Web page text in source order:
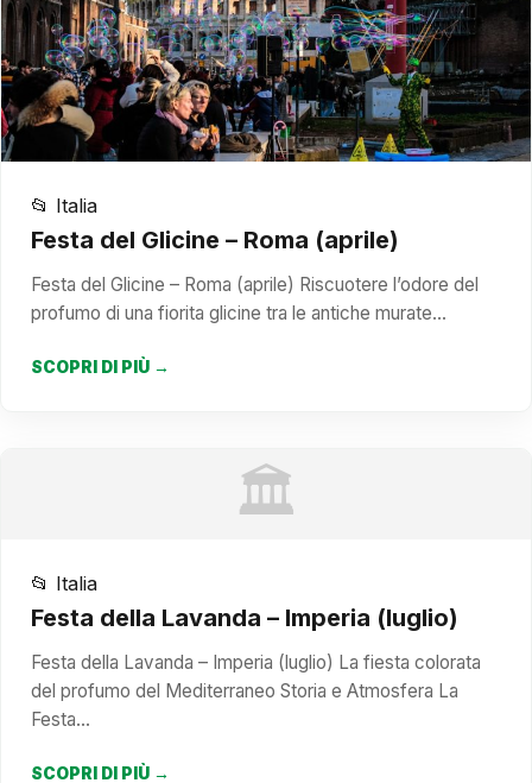
📂 Italia
Festa del Glicine – Roma (aprile)
Festa del Glicine – Roma (aprile) Riscuotere l’odore del
profumo di una fiorita glicine tra le antiche murate…
SCOPRI DI PIÙ →
🏛️
📂 Italia
Festa della Lavanda – Imperia (luglio)
Festa della Lavanda – Imperia (luglio) La fiesta colorata
del profumo del Mediterraneo Storia e Atmosfera La
Festa…
SCOPRI DI PIÙ →